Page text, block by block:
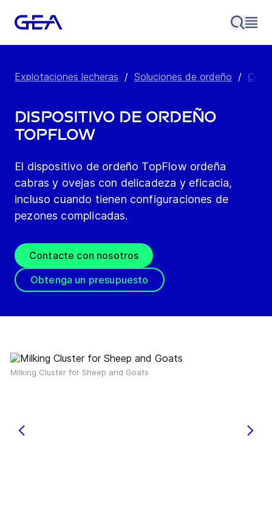
Explotaciones lecheras / Soluciones de ordeño /
Dispositivo de ordeño
TopFlow
El dispositivo de ordeño TopFlow ordeña
cabras y ovejas con delicadeza y eficacia,
incluso cuando tienen configuraciones de
pezones complicadas.
Contacte con nosotros
Obtenga un presupuesto
Milking Cluster for Sheep and Goats